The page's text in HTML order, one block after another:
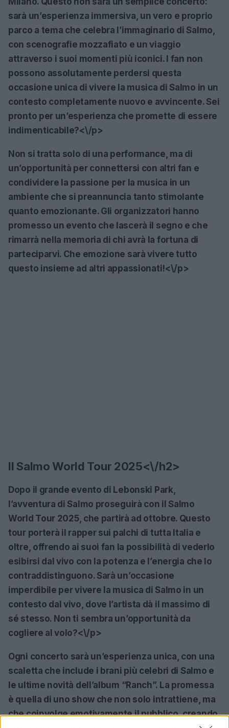
sarà un’esperienza immersiva, un vero e proprio
parco a tema che celebra l’immaginario di Salmo,
con scenografie mozzafiato e un viaggio
attraverso i suoi momenti più iconici. I fan non
possono assolutamente perdersi questa
occasione unica di vivere la musica di Salmo in un
contesto completamente nuovo e avvincente. Sei
pronto per un’esperienza che promette di essere
indimenticabile?<\/p>
Non si tratta solo di una performance, ma di
un’opportunità per connettersi con altri fan e
condividere la passione per la musica in un
ambiente che si preannuncia tanto stimolante
quanto emozionante. Gli organizzatori hanno
promesso un evento che lascerà il segno e che
rimarrà nella memoria di chi avrà la fortuna di
parteciparvi. Che emozione sarà vivere tutto
questo insieme ad altri appassionati!<\/p>
Il Salmo World Tour 2025<\/h2>
Dopo il grande evento di Lebonski Park,
l’avventura di Salmo proseguirà con ilSalmo
World Tour 2025, che partirà ad ottobre. Questo
tour porterà il rapper sui palchi di tutta Italia e
oltre, offrendo ai suoi fan la possibilità di vederlo
esibirsi dal vivo con la potenza e l’energia che lo
contraddistinguono. Sarà un’occasione
imperdibile per vivere la musica di Salmo in un
contesto dal vivo, dove l’artista dà il massimo di
sé stesso. Non ti sembra un’opportunità da
cogliere al volo?<\/p>
Ogni concerto sarà un’esperienza unica, con una
scaletta che include i brani più celebri di Salmo e
le ultime novità dell’album “Ranch”. La promessa
è quella di uno show che non solo intrattiene, ma
che coinvolge emotivamente il pubblico, creando